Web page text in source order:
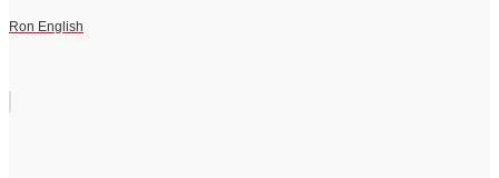
Ron English